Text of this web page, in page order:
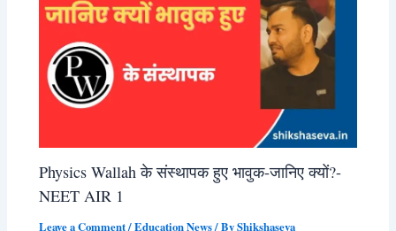
Physics Wallah के संस्थापक हुए भावुक-जानिए क्यों?-
NEET AIR 1
Leave a Comment/Education News/ ByShikshaseva